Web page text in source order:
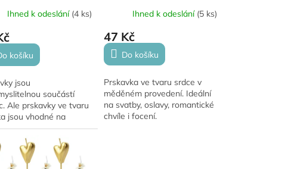
Ihned k odeslání (4 ks)
košíku
jsou
součástí
Ale prskavky ve tvaru
jsou vhodné na
událost!
Ihned k odeslání (5 ks)
47 Kč
Do košíku
Prskavka ve tvaru srdce v
měděném provedení. Ideální
na svatby, oslavy, romantické
chvíle i focení.